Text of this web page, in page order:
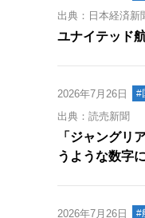
出典：日本経済新
ユナイテッド
2026年7月26日 #
出典：読売新聞
「ジャングリ
うような数字
2026年7月26日 #